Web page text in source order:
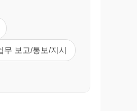
무 보고/통보/지시